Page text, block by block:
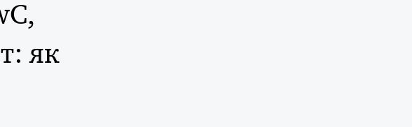
як